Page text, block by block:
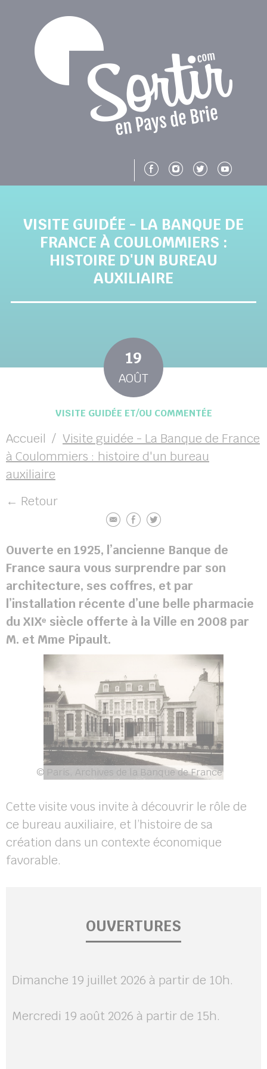
Suivez-nous
Suivez-
VISITE GUIDÉE - LA BANQUE DE
FRANCE À COULOMMIERS :
HISTOIRE D'UN BUREAU
AUXILIAIRE
19
AOÛT
VISITE GUIDÉE ET/OU COMMENTÉE
Accueil
Visite guidée - La Banque de France
à Coulommiers : histoire d'un bureau
auxiliaire
← Retour
Ouverte en 1925, l’ancienne Banque de
France saura vous surprendre par son
architecture, ses coffres, et par
l’installation récente d’une belle pharmacie
du XIXᵉ siècle offerte à la Ville en 2008 par
M. et Mme Pipault.
© Paris, Archives de la Banque de France
Cette visite vous invite à découvrir le rôle de
ce bureau auxiliaire, et l’histoire de sa
création dans un contexte économique
favorable.
OUVERTURES
Dimanche 19 juillet 2026 à partir de 10h.
Mercredi 19 août 2026 à partir de 15h.